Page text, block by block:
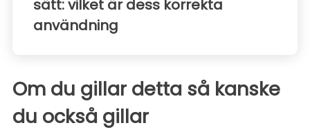
sätt: vilket är dess korrekta
användning
Om du gillar detta så kanske
du också gillar